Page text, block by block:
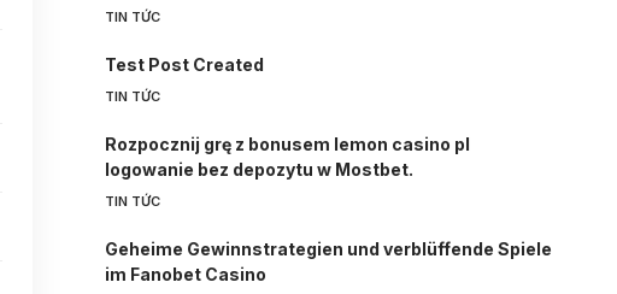
TIN TỨC
Test Post Created
TIN TỨC
Rozpocznij grę z bonusem lemon casino pl
logowanie bez depozytu w Mostbet.
TIN TỨC
Geheime Gewinnstrategien und verblüffende Spiele
im Fanobet Casino